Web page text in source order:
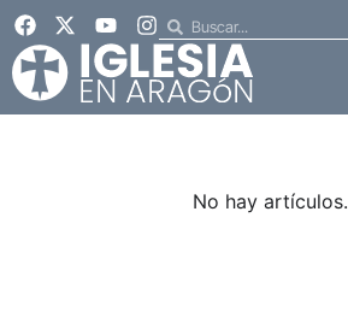
No hay artículos.